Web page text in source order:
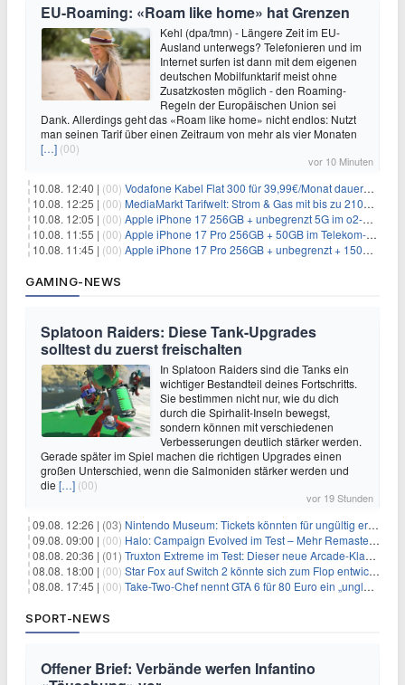
EU-Roaming: «Roam like home» hat Grenzen
Kehl (dpa/tmn) - Längere Zeit im EU-
Ausland unterwegs? Telefonieren und im
Internet surfen ist dann mit dem eigenen
deutschen Mobilfunktarif meist ohne
Zusatzkosten möglich - den Roaming-
Regeln der Europäischen Union sei
Dank. Allerdings geht das «Roam like home» nicht endlos: Nutzt
man seinen Tarif über einen Zeitraum von mehr als vier Monaten
[…] (00)
vor 10 Minuten
10.08. 12:40 | (00) Vodafone Kabel Flat 300 für 39,99€/Monat dauerhaft + 200€ Wunschprämie (effektiv 33,74€/Monat)
10.08. 12:25 | (00) MediaMarkt Tarifwelt: Strom & Gas mit bis zu 210€ Coupon + Wunschprämie für 1€ Zuzahlung
10.08. 12:05 | (00) Apple iPhone 17 256GB + unbegrenzt 5G im o2-Netz für 39,99€/Monat (effektiv 6,53€/Monat)
10.08. 11:55 | (00) Apple iPhone 17 Pro 256GB + 50GB im Telekom-Netz für 54,95€/Monat (effektiv 8,53€/Monat)
10.08. 11:45 | (00) Apple iPhone 17 Pro 256GB + unbegrenzt + 150GB im o2-Netz für 54,98€/Monat (effektiv 8,64€/Monat)
GAMING-NEWS
Splatoon Raiders: Diese Tank-Upgrades
solltest du zuerst freischalten
In Splatoon Raiders sind die Tanks ein
wichtiger Bestandteil deines Fortschritts.
Sie bestimmen nicht nur, wie du dich
durch die Spirhalit-Inseln bewegst,
sondern können mit verschiedenen
Verbesserungen deutlich stärker werden.
Gerade später im Spiel machen die richtigen Upgrades einen
großen Unterschied, wenn die Salmoniden stärker werden und
die […] (00)
vor 19 Stunden
09.08. 12:26 | (03) Nintendo Museum: Tickets könnten für ungültig erklärt werden!
09.08. 09:00 | (00) Halo: Campaign Evolved im Test – Mehr Remaster als Remake
08.08. 20:36 | (01) Truxton Extreme im Test: Dieser neue Arcade-Klassiker verzeiht dir gar nichts
08.08. 18:00 | (00) Star Fox auf Switch 2 könnte sich zum Flop entwickeln
08.08. 17:45 | (00) Take-Two-Chef nennt GTA 6 für 80 Euro ein „unglaubliches Schnäppchen“
SPORT-NEWS
Offener Brief: Verbände werfen Infantino